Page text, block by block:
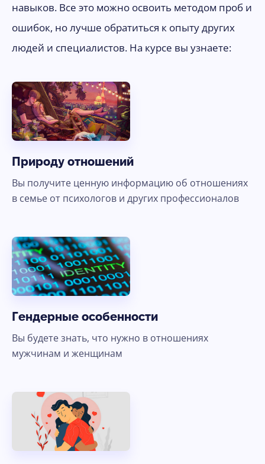
навыков. Все это можно освоить методом проб и
ошибок, но лучше обратиться к опыту других
людей и специалистов. На курсе вы узнаете:
Природу отношений
Вы получите ценную информацию об отношениях
в семье от психологов и других профессионалов
Гендерные особенности
Вы будете знать, что нужно в отношениях
мужчинам и женщинам